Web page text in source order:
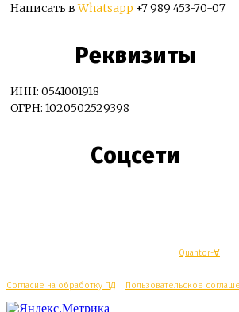
Написать вWhatsapp +7 989 453-70-07
Реквизиты
ИНН: 0541001918
ОГРН: 1020502529398
Соцсети
Quantor-∀
Согласие на обработку ПД Пользовательское